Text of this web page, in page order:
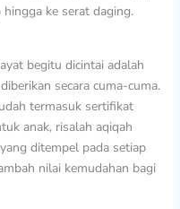
ke serat daging.
begitu dicintai adalah
secara cuma-cuma.
termasuk sertifikat
anak, risalah aqiqah
ditempel pada setiap
nilai kemudahan bagi